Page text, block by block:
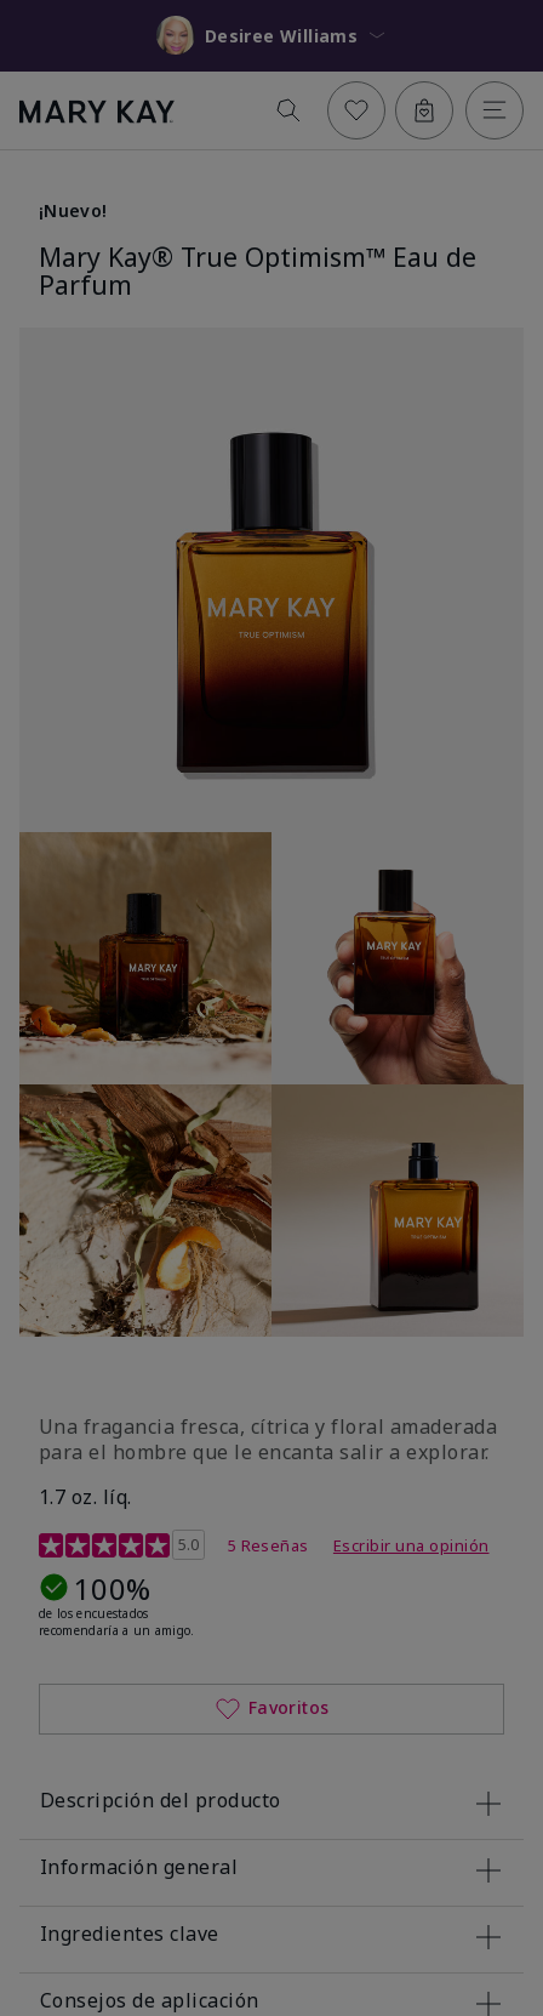
Desiree Williams
¡Nuevo!
Mary Kay® True Optimism™ Eau de
Parfum
Una fragancia fresca, cítrica y floral amaderada
para el hombre que le encanta salir a explorar.
1.7 oz. líq.
Calificación de clientes de 3,4 de 5
5.0 5 Reseñas Escribir una opinión
100%
de los encuestados
recomendaría a un amigo.
Favoritos
Descripción del producto
Información general
Ingredientes clave
Consejos de aplicación